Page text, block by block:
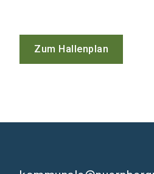
Zum Hallenplan